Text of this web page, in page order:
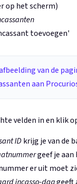
op het scherm)
toevoegen'
velden in en klik
ID krijg je van de
geef je aan
er uit moet